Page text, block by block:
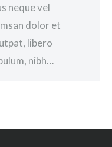
neque vel
dolor et
libero
nibh…